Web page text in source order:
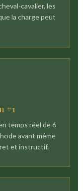
cavalier, les
la charge peut
#1
temps réel de 6
avant même
et instructif.